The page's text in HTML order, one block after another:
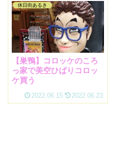
休日街あるき
【巣鴨】コロッケのころ
っ家で美空ひばりコロッ
ケ買う
2022.06.15 2022.06.23